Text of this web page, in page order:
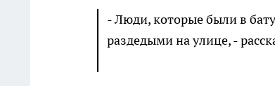
- Люди, которые были в
раздедыми на улице, -